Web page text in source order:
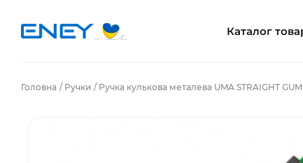
Каталог
Головна Ручки Ручка кулькова металева UMA STRAIGHT GUM